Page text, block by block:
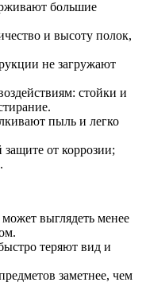
большие
и высоту полок,
не загружают
стойки и
пыль и легко
от коррозии;
выглядеть менее
теряют вид и
заметнее, чем